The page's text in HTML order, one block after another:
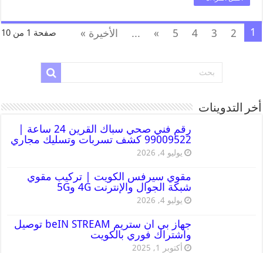
صفحة 1 من 10 1
2
3
4
5
»
... الأخيرة »
أخر التدوينات
رقم فني صحي سباك القرين 24 ساعة |
99009522 كشف تسربات وتسليك مجاري
يوليو 4, 2026
مقوي سيرفس الكويت | تركيب مقوي
شبكة الجوال والإنترنت 4G و5G
يوليو 4, 2026
جهاز بي ان ستريم beIN STREAM توصيل
واشتراك فوري بالكويت
أكتوبر 1, 2025